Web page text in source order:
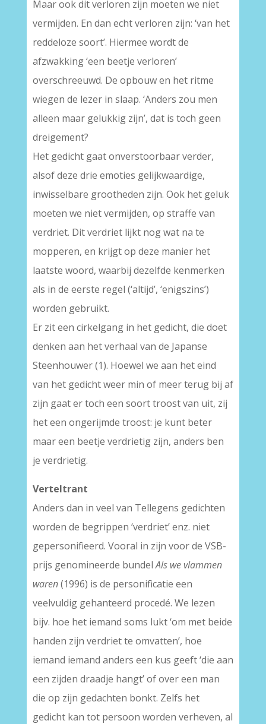
Maar ook dit verloren zijn moeten we niet
vermijden. En dan echt verloren zijn: ‘van het
reddeloze soort’. Hiermee wordt de
afzwakking ‘een beetje verloren’
overschreeuwd. De opbouw en het ritme
wiegen de lezer in slaap. ‘Anders zou men
alleen maar gelukkig zijn’, dat is toch geen
dreigement?
Het gedicht gaat onverstoorbaar verder,
alsof deze drie emoties gelijkwaardige,
inwisselbare grootheden zijn. Ook het geluk
moeten we niet vermijden, op straffe van
verdriet. Dit verdriet lijkt nog wat na te
mopperen, en krijgt op deze manier het
laatste woord, waarbij dezelfde kenmerken
als in de eerste regel (‘altijd’, ‘enigszins’)
worden gebruikt.
Er zit een cirkelgang in het gedicht, die doet
denken aan het verhaal van de Japanse
Steenhouwer (1). Hoewel we aan het eind
van het gedicht weer min of meer terug bij af
zijn gaat er toch een soort troost van uit, zij
het een ongerijmde troost: je kunt beter
maar een beetje verdrietig zijn, anders ben
je verdrietig.
Verteltrant
Anders dan in veel van Tellegens gedichten
worden de begrippen ‘verdriet’ enz. niet
gepersonifieerd. Vooral in zijn voor de VSB-
prijs genomineerde bundelAls we vlammen
waren(1996) is de personificatie een
veelvuldig gehanteerd procedé. We lezen
bijv. hoe het iemand soms lukt ‘om met beide
handen zijn verdriet te omvatten’, hoe
iemand iemand anders een kus geeft ‘die aan
een zijden draadje hangt’ of over een man
die op zijn gedachten bonkt. Zelfs het
gedicht kan tot persoon worden verheven, al